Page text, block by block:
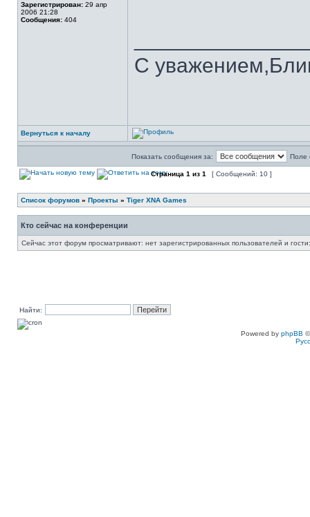
Зарегистрирован: 29 апр
2006 21:28
Сообщения: 404
С
Вернуться к началу
Показать сообщения за: Поле
Страница 1 из 1 [ Сообщений: 10 ]
Список форумов » Проекты » Tiger XNA Games
Кто сейчас на конференции
Сейчас этот форум просматривают: нет зарегистрированных пользователей и
Найти:
Powered by phpBB